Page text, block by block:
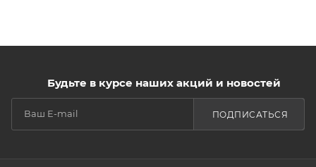
Будьте в курсе наших акций и новостей
ПОДПИСАТЬСЯ